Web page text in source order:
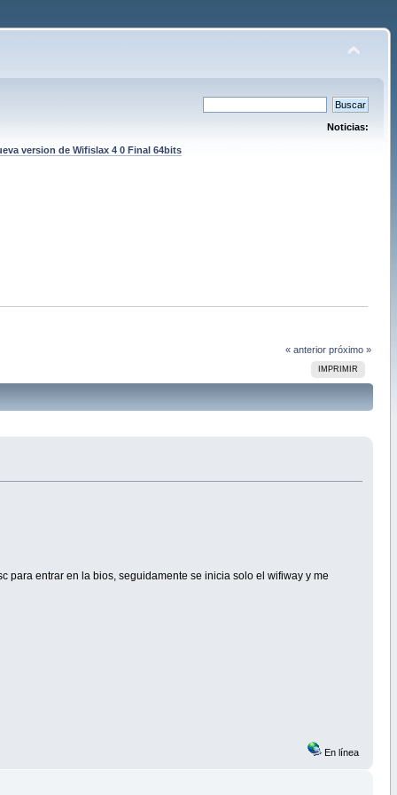
Noticias:
version de Wifislax 4 0 Final 64bits
« anterior próximo »
IMPRIMIR
entrar en la bios, seguidamente se inicia solo el wifiway y me
En línea